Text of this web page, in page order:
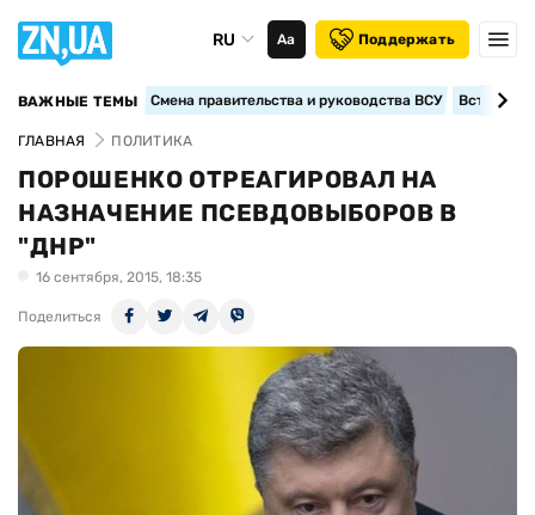
RU Аа Поддержать
ВАЖНЫЕ ТЕМЫ Смена правительства и руководства ВСУ
ГЛАВНАЯ ПОЛИТИКА
ПОРОШЕНКО ОТРЕАГИРОВАЛ НА
НАЗНАЧЕНИЕ ПСЕВДОВЫБОРОВ В
"ДНР"
16 сентября, 2015, 18:35
Поделиться